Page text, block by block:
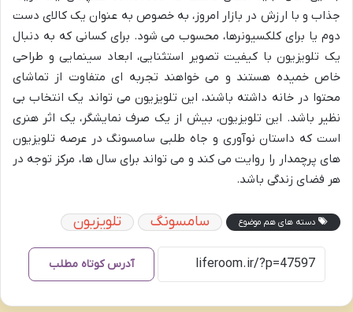
جذاب و با ارزش در بازار امروز، به خصوص به عنوان یک کالای دست
دوم یا برای کلکسیونرها، محسوب می شود. برای کسانی که به دنبال
یک تلویزیون با کیفیت تصویر استثنایی، ابعاد سینمایی و طراحی
خاص خمیده هستند و می خواهند تجربه ای متفاوت از تماشای
محتوا در خانه داشته باشند، این تلویزیون می تواند یک انتخاب بی
نظیر باشد. این تلویزیون، بیش از یک صرف نمایشگر، یک اثر هنری
است که داستان نوآوری و جاه طلبی سامسونگ در عرصه تلویزیون
های پرچمدار را روایت می کند و می تواند برای سال ها، مرکز توجه در
هر فضای زندگی باشد.
دسته های هم موضوع سامسونگ تلویزیون
آدرس کوتاه مطلب